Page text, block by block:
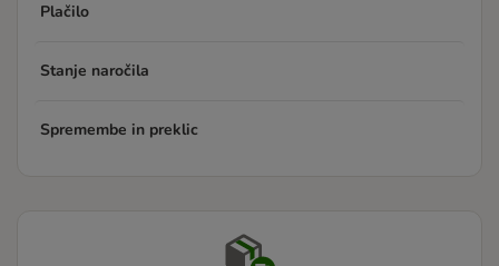
Plačilo
Stanje naročila
Spremembe in preklic